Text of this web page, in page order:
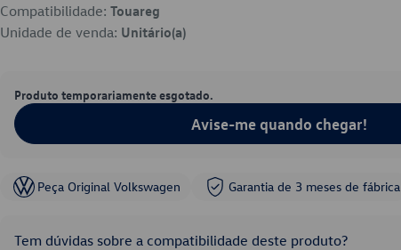
Compatibilidade: Touareg
Unidade de venda: Unitário(a)
Produto temporariamente esgotado.
Avise-me quando chegar!
Peça Original Volkswagen Garantia de 3 meses de fábrica
Tem dúvidas sobre a compatibilidade deste produto?